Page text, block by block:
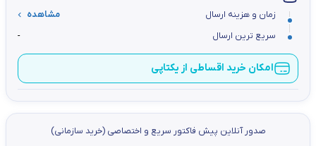
زمان و هزینه ارسال
مشاهده
سریع ترین ارسال
-
امکان خرید اقساطی از یکتاپی
صدور آنلاین پيش فاكتور سریع و اختصاصي (خرید سازمانی)